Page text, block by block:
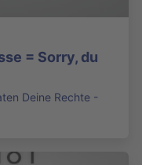
= Sorry, du
Deine Rechte -